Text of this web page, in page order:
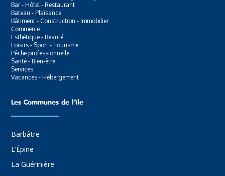
Bar - Hôtel - Restaurant
Bateau - Plaisance
Bâtiment - Construction - Immobilier
Commerce
Esthétique - Beauté
Loisirs - Sport - Tourisme
Pêche professionnelle
Santé - Bien-être
Services
Vacances - Hébergement
Les Communes de l’ïle
Barbâtre
L’Épine
La Guérinière